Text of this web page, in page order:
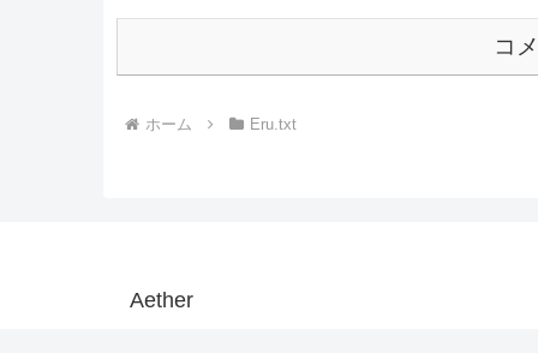
コ
ホーム Eru.txt
Aether